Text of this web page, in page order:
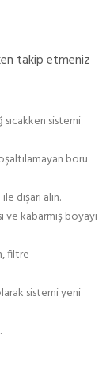
takip etmeniz
sistemi
boru
dışarı alın.
kabarmış boyayı
filtre
sistemi yeni